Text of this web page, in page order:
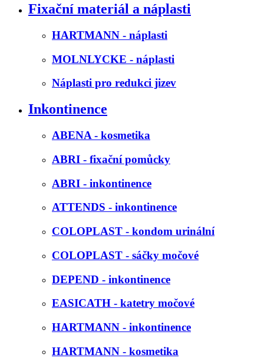
Fixační materiál a náplasti
HARTMANN - náplasti
MOLNLYCKE - náplasti
Náplasti pro redukci jizev
Inkontinence
ABENA - kosmetika
ABRI - fixační pomůcky
ABRI - inkontinence
ATTENDS - inkontinence
COLOPLAST - kondom urinální
COLOPLAST - sáčky močové
DEPEND - inkontinence
EASICATH - katetry močové
HARTMANN - inkontinence
HARTMANN - kosmetika